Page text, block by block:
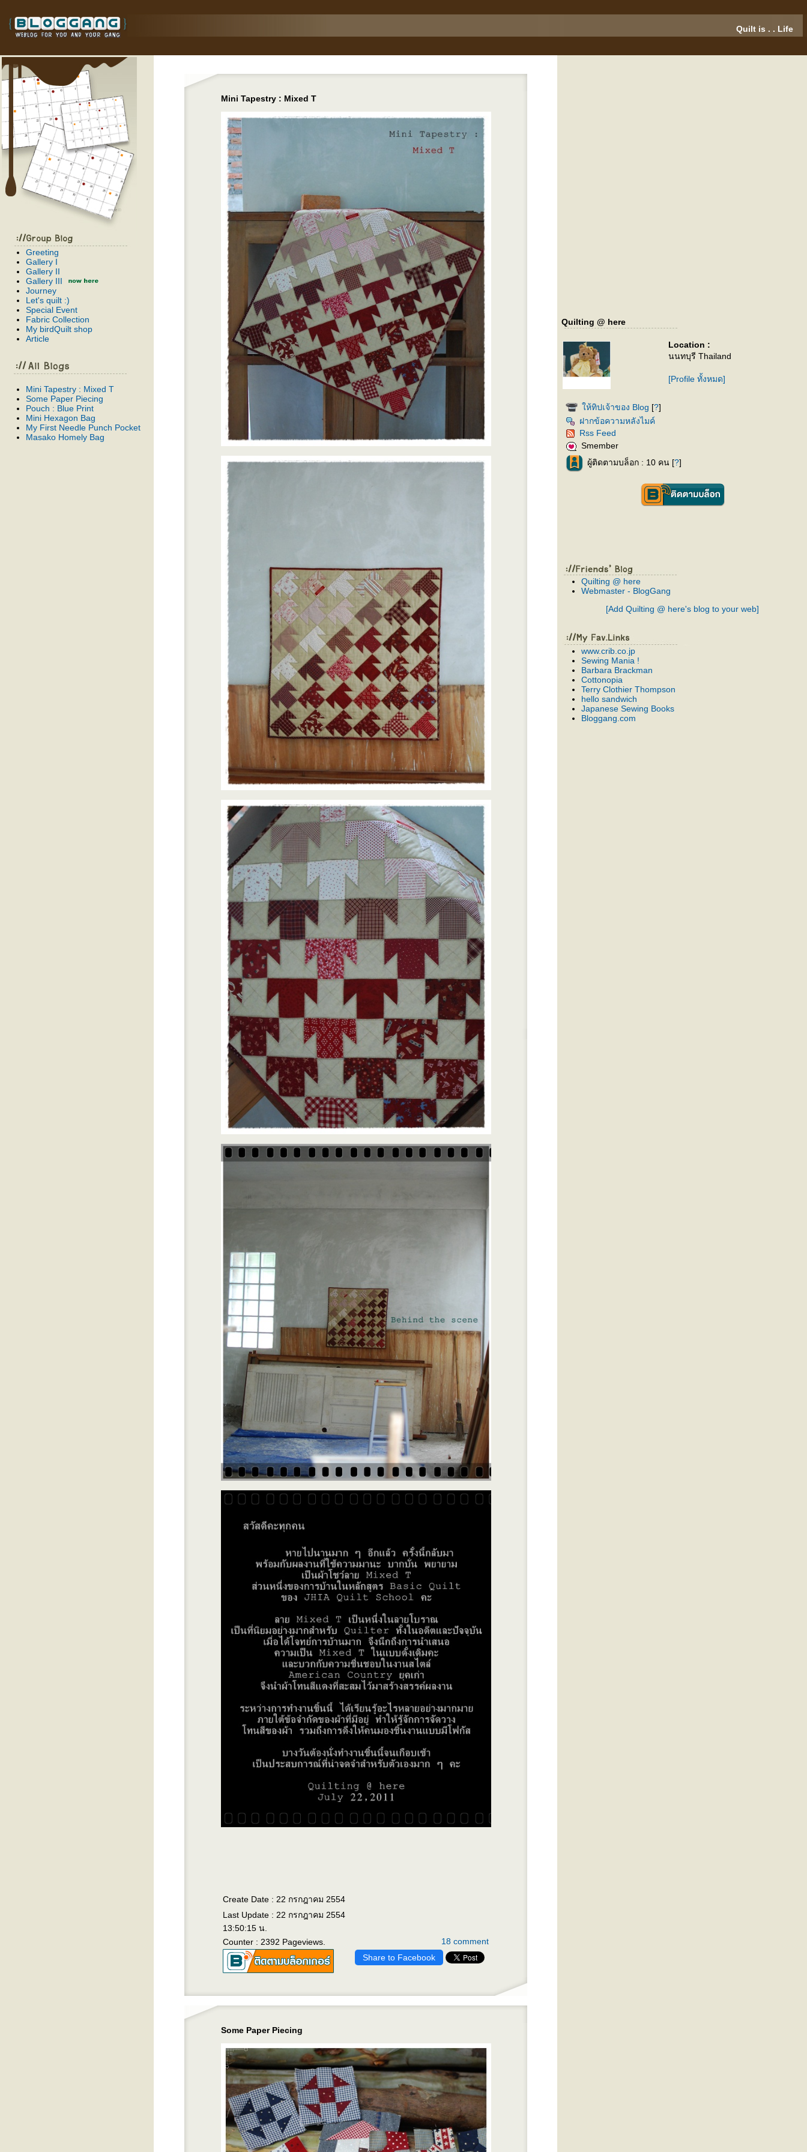
Quilt is . . Life
Greeting
Gallery I
Gallery II
Gallery III
Journey
Let's quilt :)
Special Event
Fabric Collection
My birdQuilt shop
Article
Mini Tapestry : Mixed T
Some Paper Piecing
Pouch : Blue Print
Mini Hexagon Bag
My First Needle Punch Pocket
Masako Homely Bag
Mini Tapestry : Mixed T
Create Date : 22 กรกฎาคม 2554
18 comment
Last Update : 22 กรกฎาคม 2554
13:50:15 น.
Counter : 2392 Pageviews.
Share to Facebook
Some Paper Piecing
Quilting @ here
Location :
นนทบุรี Thailand
[Profile ทั้งหมด]
ห้ทิปเจ้าของ Blog [?]
ฝากข้อความหลังไมค์
Rss Feed
Smember
ผู้ติดตามบล็อก : 10 คน [?]
Quilting @ here
Webmaster - BlogGang
[Add Quilting @ here's blog to your web]
www.crib.co.jp
Sewing Mania !
Barbara Brackman
Cottonopia
Terry Clothier Thompson
hello sandwich
Japanese Sewing Books
Bloggang.com